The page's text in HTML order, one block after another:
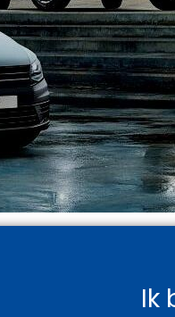
Ik